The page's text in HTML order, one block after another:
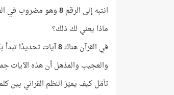
انتبه إلى الرقم8وهو مضروب في
ماذا يعني لك ذلك؟
في القرآن هناك8آيات تحديدًا تبدأ
والعجيب والمذهل أن هذه الآيات
تأمّل كيف يميّز النظم القرآني بين